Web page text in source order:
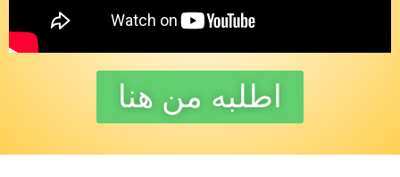
اطلبه من هنا